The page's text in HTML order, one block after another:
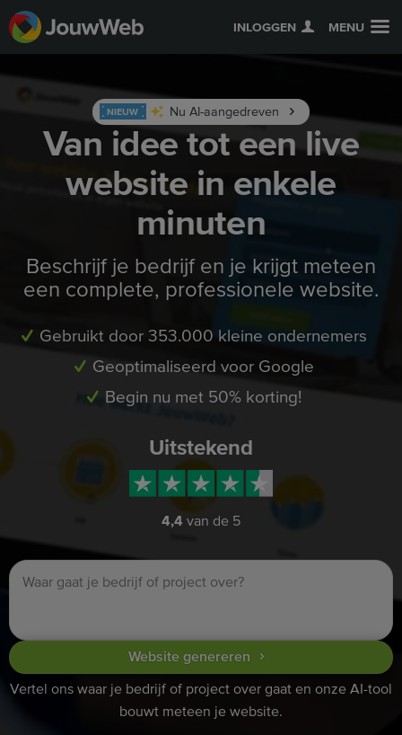
INLOGGEN MENU
NIEUW Nu AI-aangedreven
Van idee tot een live
website in enkele
minuten
Beschrijf je bedrijf en je krijgt meteen
een complete, professionele website.
Gebruikt door 353.000 kleine ondernemers
Geoptimaliseerd voor Google
Begin nu met 50% korting!
Uitstekend
4,4 van de 5
Website genereren
Vertel ons waar je bedrijf of project over gaat en onze AI-tool
bouwt meteen je website.